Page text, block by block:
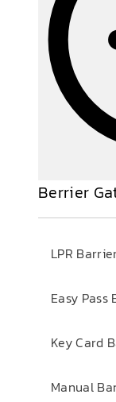
Berrier
LPR
Easy Pass
Key Card
Manual